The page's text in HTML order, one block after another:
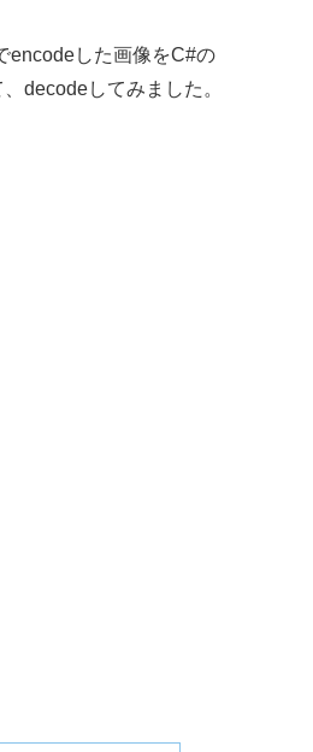
encodeした画像をC#の
decodeしてみました。